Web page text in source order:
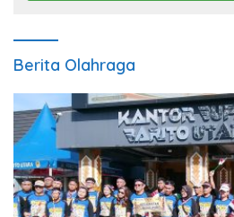
Berita Olahraga